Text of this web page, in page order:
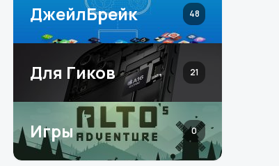
ДжейлБрейк 48
Для Гиков 21
Игры 0